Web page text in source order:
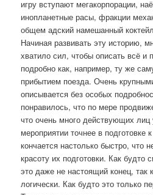
игру вступают мегакорпорации,
инопланетные расы, фракции
общем адский намешанный
Начиная развивать эту историю,
хватило сил, чтобы описать всё и
подробно как, например, ту же
прибытием поезда. Очень
описывается без особых
понравилось, что по мере
что очень много действующих лиц
мероприятии точнее в подготовке
кончается настолько быстро, что
красоту их подготовки. Как будто
это даже не настоящий конец, так
логически. Как будто это только